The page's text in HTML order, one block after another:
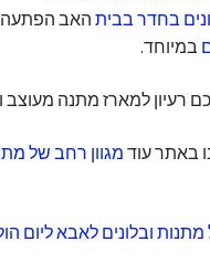
בחדר בביתהאב
במיוחד.
למארז מתנה מעוצב
באתר עוד מגוון רחב של
ובלונים לאבא ליום